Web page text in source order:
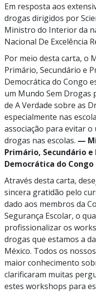
Em resposta aos
drogas dirigidos por
Ministro do Interior da
Nacional De Excelência
Por meio desta carta, o
Primário, Secundário e
Democrática do Congo
um Mundo Sem Drogas
de A Verdade sobre as
especialmente nas
associação para evitar
drogas nas escolas. —
Primário, Secundário
Democrática do Congo
Através desta carta,
sincera gratidão pelo
dado aos membros da
Segurança Escolar, o
profissionalizar os
drogas que estamos a
México. Todos os
maior conhecimento
clarificaram muitas
estes workshops para